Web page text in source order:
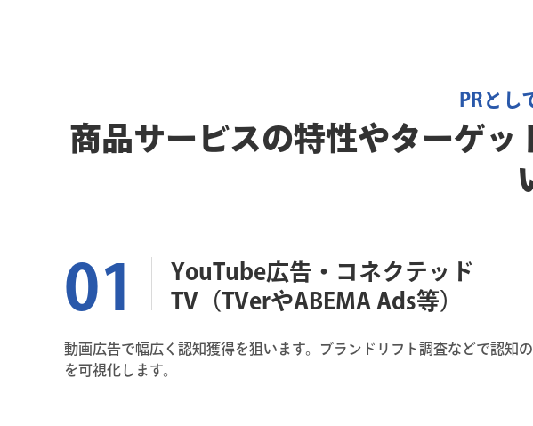
PRとし
商品サービスの特性やターゲ
YouTube広告・コネクテッド
TV（TVerやABEMA Ads等）
動画広告で幅広く認知獲得を狙います。ブランドリフト調査などで認知
を可視化します。